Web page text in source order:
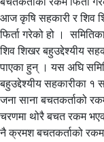
आज कृषि सहकारी र शिव
फिर्ता गरेको हो ।
शिव शिखर बहुउद्देश्यीय
पाएका हुन् । यस अघि
बहुउद्देश्यीय सहकारीका
जना साना बचतकर्ताको
चरणमा थोरै बचत रकम
नै क्रमश बचतकर्ताको